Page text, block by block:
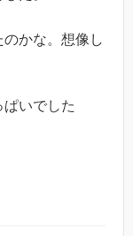
かな。想像し
いでした